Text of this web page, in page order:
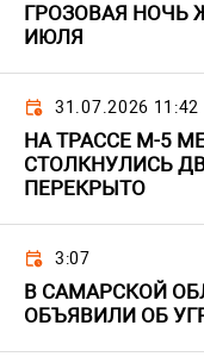
ГРОЗОВАЯ НОЧЬ
ИЮЛЯ
31.07.2026 11:42
НА ТРАССЕ М-5
СТОЛКНУЛИСЬ
ПЕРЕКРЫТО
3:07
В САМАРСКОЙ
ОБЪЯВИЛИ ОБ